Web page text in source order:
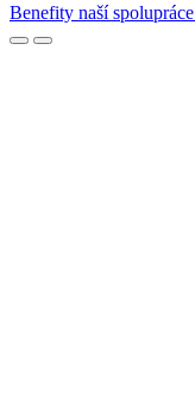
Benefity naší spolupráce